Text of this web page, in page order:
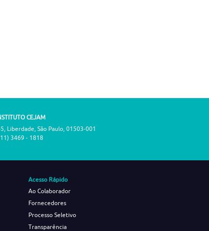
CEJAM
Liberdade, São Paulo, 01503-001
3469 - 1818
Acesso Rápido
Ao Colaborador
Fornecedores
Processo Seletivo
Transparência